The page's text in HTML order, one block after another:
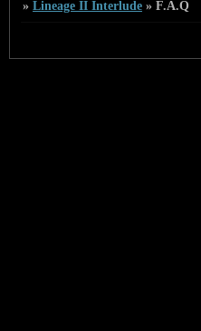
»Lineage II Interlude »F.A.Q